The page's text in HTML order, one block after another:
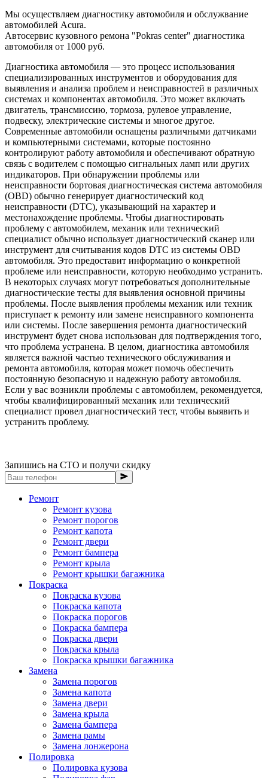
Мы осуществляем диагностику автомобиля и обслужвание
автомобилей Acura.
Автосервис кузовного ремона "Pokras center" диагностика
автомобиля от 1000 руб.
Диагностика автомобиля — это процесс использования
специализированных инструментов и оборудования для
выявления и анализа проблем и неисправностей в различных
системах и компонентах автомобиля. Это может включать
двигатель, трансмиссию, тормоза, рулевое управление,
подвеску, электрические системы и многое другое.
Современные автомобили оснащены различными датчиками
и компьютерными системами, которые постоянно
контролируют работу автомобиля и обеспечивают обратную
связь с водителем с помощью сигнальных ламп или других
индикаторов. При обнаружении проблемы или
неисправности бортовая диагностическая система автомобиля
(OBD) обычно генерирует диагностический код
неисправности (DTC), указывающий на характер и
местонахождение проблемы. Чтобы диагностировать
проблему с автомобилем, механик или технический
специалист обычно использует диагностический сканер или
инструмент для считывания кодов DTC из системы OBD
автомобиля. Это предоставит информацию о конкретной
проблеме или неисправности, которую необходимо устранить.
В некоторых случаях могут потребоваться дополнительные
диагностические тесты для выявления основной причины
проблемы. После выявления проблемы механик или техник
приступает к ремонту или замене неисправного компонента
или системы. После завершения ремонта диагностический
инструмент будет снова использован для подтверждения того,
что проблема устранена. В целом, диагностика автомобиля
является важной частью технического обслуживания и
ремонта автомобиля, которая может помочь обеспечить
постоянную безопасную и надежную работу автомобиля.
Если у вас возникли проблемы с автомобилем, рекомендуется,
чтобы квалифицированный механик или технический
специалист провел диагностический тест, чтобы выявить и
устранить проблему.
Запишись на СТО и получи скидку
Ремонт
Ремонт кузова
Ремонт порогов
Ремонт капота
Ремонт двери
Ремонт бампера
Ремонт крыла
Ремонт крышки багажника
Покраска
Покраска кузова
Покраска капота
Покраска порогов
Покраска бампера
Покраска двери
Покраска крыла
Покраска крышки багажника
Замена
Замена порогов
Замена капота
Замена двери
Замена крыла
Замена бампера
Замена рамы
Замена лонжерона
Полировка
Полировка кузова